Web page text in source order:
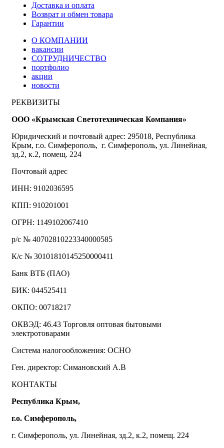
Доставка и оплата
Возврат и обмен товара
Гарантии
О КОМПАНИИ
вакансии
СОТРУДНИЧЕСТВО
портфолио
акции
новости
РЕКВИЗИТЫ
ООО «Крымская Светотехническая Компания»
Юридический и почтовый адрес: 295018, Республика
Крым, г.о. Симферополь, г. Симферополь, ул. Линейная,
зд.2, к.2, помещ. 224
Почтовый адрес
ИНН: 9102036595
КПП: 910201001
ОГРН: 1149102067410
р/с № 40702810223340000585
К/с № 30101810145250000411
Банк ВТБ (ПАО)
БИК: 044525411
ОКПО: 00718217
ОКВЭД: 46.43 Торговля оптовая бытовыми
электротоварами
Система налогообложения: ОСНО
Ген. директор: Симановский А.В
КОНТАКТЫ
Республика Крым,
г.о. Симферополь,
г. Симферополь, ул. Линейная, зд.2, к.2, помещ. 224